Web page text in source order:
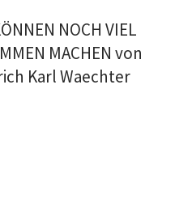
NOCH VIEL
MACHEN von
Karl Waechter